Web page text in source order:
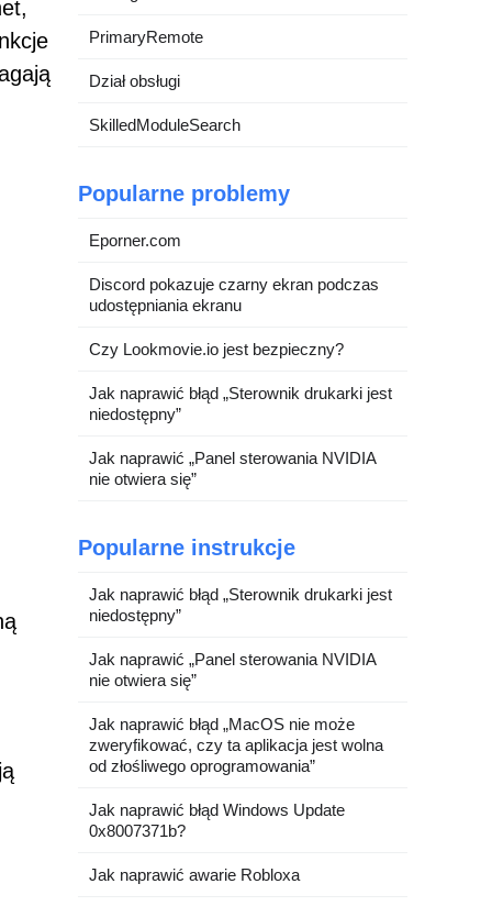
PrimaryRemote
Dział obsługi
SkilledModuleSearch
Popularne problemy
Eporner.com
Discord pokazuje czarny ekran podczas
udostępniania ekranu
Czy Lookmovie.io jest bezpieczny?
Jak naprawić błąd „Sterownik drukarki jest
niedostępny”
Jak naprawić „Panel sterowania NVIDIA
nie otwiera się”
Popularne instrukcje
Jak naprawić błąd „Sterownik drukarki jest
niedostępny”
Jak naprawić „Panel sterowania NVIDIA
nie otwiera się”
Jak naprawić błąd „MacOS nie może
zweryfikować, czy ta aplikacja jest wolna
od złośliwego oprogramowania”
Jak naprawić błąd Windows Update
0x8007371b?
Jak naprawić awarie Robloxa